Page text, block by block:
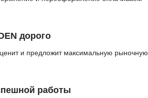
дорого
и предложит максимальную рыночную
работы